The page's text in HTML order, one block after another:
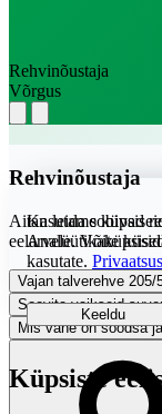
Rehvinõustaja
Võrgus
Rehvinõustaja
Aitan leida sobivad
eelarvele. Võite
Vajan talverehve 205/
Soovita vaikseid
Mis vahe on soodsa
Kasutame
kasutate.
Keeldu
Küpsiste